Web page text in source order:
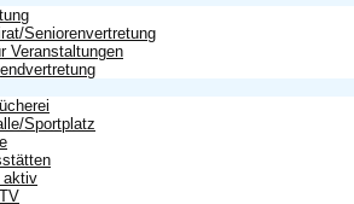
Seniorenvertretung
Veranstaltungen
Sportplatz
aktiv